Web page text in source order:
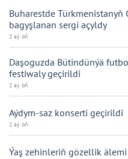
Buharestde Türkmenistanyň
bagyşlanan sergi açyldy
2 aý öň
Daşoguzda Bütindünýä
festiwaly geçirildi
2 aý öň
Aýdym-saz konserti geçirildi
2 aý öň
Ýaş zehinleriň gözellik älemi